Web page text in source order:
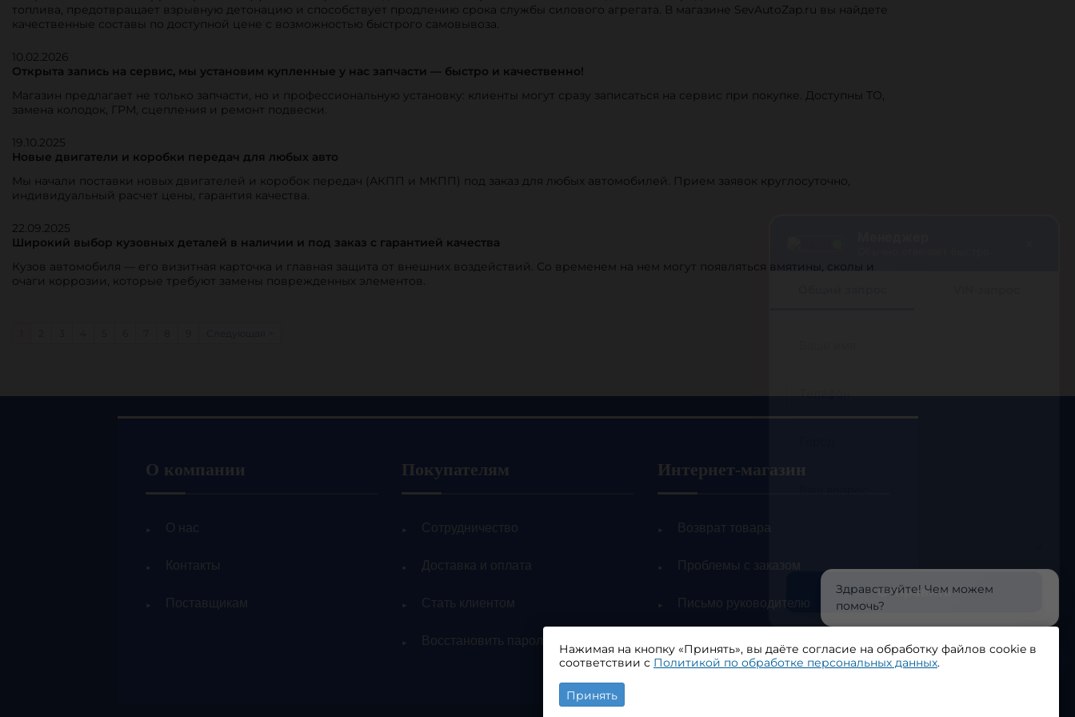
?
Общий запрос
Здравствуйте! Чем можем
помочь?
Нажимая на кнопку «Принять», вы даёте согласие на обработку файлов cookie в
соответствии с Политикой по обработке персональных данных.
Принять
топлива, предотвращает взрывную детонацию и способствует продлению срока службы силового агрегата. В магазине SevAutoZap.ru вы найдете
качественные составы по доступной цене с возможностью быстрого самовывоза.
10.02.2026
Открыта запись на сервис, мы установим купленные у нас запчасти — быстро и качественно!
Магазин предлагает не только запчасти, но и профессиональную установку: клиенты могут сразу записаться на сервис при покупке. Доступны ТО,
замена колодок, ГРМ, сцепления и ремонт подвески.
19.10.2025
Новые двигатели и коробки передач для любых авто
Мы начали поставки новых двигателей и коробок передач (АКПП и МКПП) под заказ для любых автомобилей. Прием заявок круглосуточно,
индивидуальный расчет цены, гарантия качества.
22.09.2025
Широкий выбор кузовных деталей в наличии и под заказ с гарантией качества
Кузов автомобиля — его визитная карточка и главная защита от внешних воздействий. Со временем на нем могут появляться вмятины, сколы и
очаги коррозии, которые требуют замены поврежденных элементов.
4 8 Следующая >
О компании
О нас
Контакты
Поставщикам
Покупателям
Сотрудничество
Доставка и оплата
Стать клиентом
Восстановить пароль
Интернет-магазин
Возврат товара
Проблемы с заказом
Письмо руководителю
персональных данных